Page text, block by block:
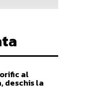
al
deschis la